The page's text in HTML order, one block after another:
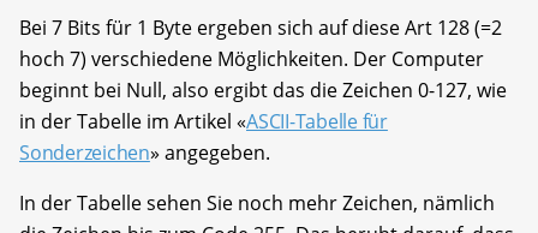
Bei 7 Bits für 1 Byte ergeben sich auf diese Art 128 (=2
hoch 7) verschiedene Möglichkeiten. Der Computer
beginnt bei Null, also ergibt das die Zeichen 0-127, wie
in der Tabelle im Artikel «ASCII-Tabelle für
Sonderzeichen» angegeben.
In der Tabelle sehen Sie noch mehr Zeichen, nämlich